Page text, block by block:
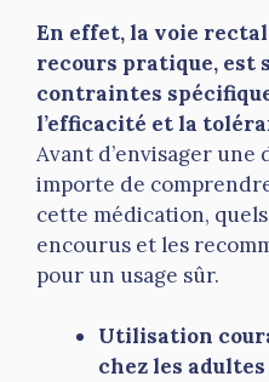
En effet, la voie
recours pratique, est
contraintes
l’efficacité et la
Avant d’envisager
importe de
cette médication,
encourus et les
pour un usage sûr.
Utilisation
chez les adultes